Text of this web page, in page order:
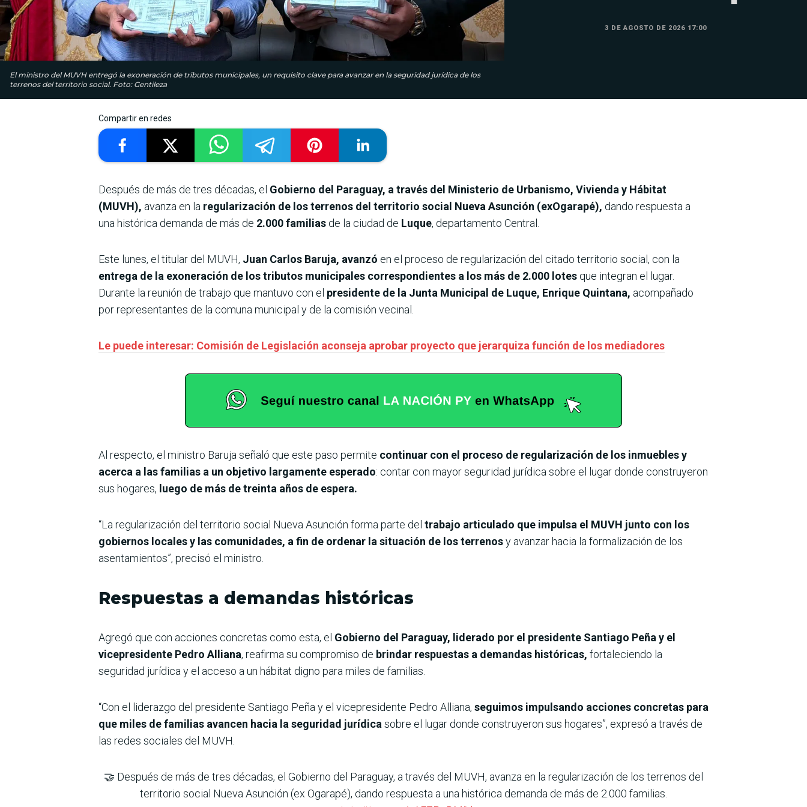
El ministro del MUVH entregó la exoneración de tributos municipales, un requisito clave para avanzar en la seguridad jurídica de los
terrenos del territorio social. Foto: Gentileza
3 DE AGOSTO DE 2026 17:00
Compartir en redes
Después de más de tres décadas, el Gobierno del Paraguay, a través del Ministerio de Urbanismo, Vivienda y Hábitat
(MUVH), avanza en la regularización de los terrenos del territorio social Nueva Asunción (exOgarapé), dando respuesta a
una histórica demanda de más de 2.000 familias de la ciudad de Luque, departamento Central.
Este lunes, el titular del MUVH, Juan Carlos Baruja, avanzó en el proceso de regularización del citado territorio social, con la
entrega de la exoneración de los tributos municipales correspondientes a los más de 2.000 lotes que integran el lugar.
Durante la reunión de trabajo que mantuvo con el presidente de la Junta Municipal de Luque, Enrique Quintana, acompañado
por representantes de la comuna municipal y de la comisión vecinal.
Le puede interesar: Comisión de Legislación aconseja aprobar proyecto que jerarquiza función de los mediadores
Al respecto, el ministro Baruja señaló que este paso permite continuar con el proceso de regularización de los inmuebles y
acerca a las familias a un objetivo largamente esperado: contar con mayor seguridad jurídica sobre el lugar donde construyeron
sus hogares, luego de más de treinta años de espera.
“La regularización del territorio social Nueva Asunción forma parte del trabajo articulado que impulsa el MUVH junto con los
gobiernos locales y las comunidades, a fin de ordenar la situación de los terrenosy avanzar hacia la formalización de los
asentamientos”, precisó el ministro.
Respuestas a demandas históricas
Agregó que con acciones concretas como esta, el Gobierno del Paraguay, liderado por el presidente Santiago Peña y el
vicepresidente Pedro Alliana, reafirma su compromiso de brindar respuestas a demandas históricas, fortaleciendo la
seguridad jurídica y el acceso a un hábitat digno para miles de familias.
“Con el liderazgo del presidente Santiago Peña y el vicepresidente Pedro Alliana, seguimos impulsando acciones concretas para
que miles de familias avancen hacia la seguridad jurídica sobre el lugar donde construyeron sus hogares”, expresó a través de
las redes sociales del MUVH.
🤝 Después de más de tres décadas, el Gobierno del Paraguay, a través del MUVH, avanza en la regularización de los terrenos del
territorio social Nueva Asunción (ex Ogarapé), dando respuesta a una histórica demanda de más de 2.000 familias.